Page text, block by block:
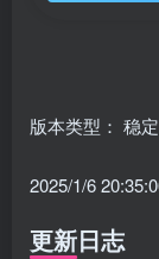
版本类型： 稳定
2025/1/6
更新日志